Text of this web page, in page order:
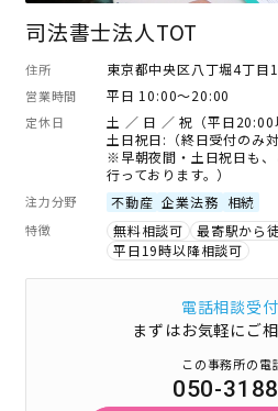
司法書士法人TOT
住所 東京都中央区八丁堀4丁
営業時間 平日 10:00～20:00
定休日
土 ／ 日 ／ 祝（平日20:00
土日祝日:（終日受付のみ対
※早朝夜間・土日祝日も
行っております。）
注力分野 不動産 企業法務 相続
特徴 無料相談可 最寄駅から
平日19時以降相談可
電話相談受付
まずはお気軽にご
この事務所の電
050-